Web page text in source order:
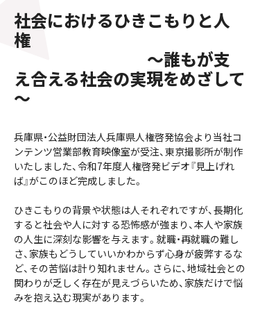
社会におけるひきこもりと人
権
～誰もが支
え合える社会の実現をめざして
～
兵庫県・公益財団法人兵庫県人権啓発協会より当社コ
ンテンツ営業部教育映像室が受注、東京撮影所が制作
いたしました、令和7年度人権啓発ビデオ『見上げれ
ば』がこのほど完成しました。
ひきこもりの背景や状態は人それぞれですが、長期化
すると社会や人に対する恐怖感が強まり、本人や家族
の人生に深刻な影響を与えます。就職・再就職の難し
さ、家族もどうしていいかわからず心身が疲弊するな
ど、その苦悩は計り知れません。さらに、地域社会との
関わりが乏しく存在が見えづらいため、家族だけで悩
みを抱え込む現実があります。